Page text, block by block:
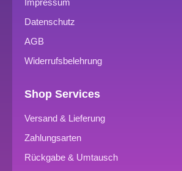
Impressum
Datenschutz
AGB
Widerrufsbelehrung
Shop Services
Versand & Lieferung
Zahlungsarten
Rückgabe & Umtausch